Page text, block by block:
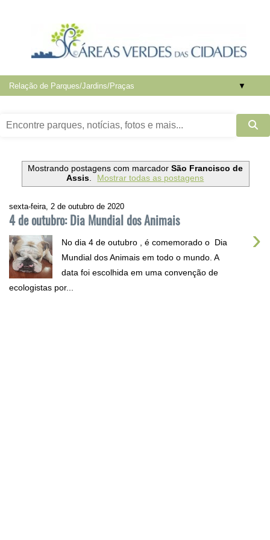
▼
Mostrando postagens com marcador São Francisco de
Assis. Mostrar todas as postagens
sexta-feira, 2 de outubro de 2020
4 de outubro: Dia Mundial dos Animais
›
No dia 4 de outubro , é comemorado o Dia
Mundial dos Animais em todo o mundo. A
data foi escolhida em uma convenção de
ecologistas por...